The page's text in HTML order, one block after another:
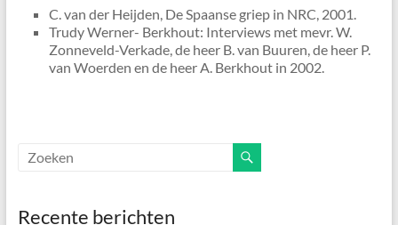
C. van der Heijden, De Spaanse griep in NRC, 2001.
Trudy Werner- Berkhout: Interviews met mevr. W.
Zonneveld-Verkade, de heer B. van Buuren, de heer P.
van Woerden en de heer A. Berkhout in 2002.
Recente berichten